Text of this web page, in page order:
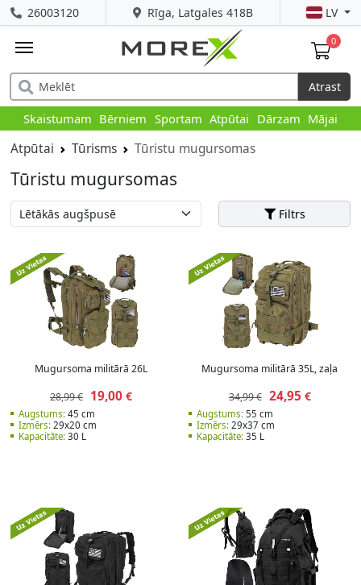
Rīga, Latgales 418B
26003120 LV
0
Atrast
Skaistumam Bērniem Sportam Atpūtai Dārzam Mājai
Atpūtai Tūrisms Tūristu mugursomas
Tūristu mugursomas
Filtrs
Mugursoma militārā 26L
28,99 € 19,00 €
Augstums:45 cm
Izmērs:29x20 cm
Kapacitāte:30 L
Mugursoma militārā 35L, zaļa
34,99 € 24,95 €
Augstums: 55 cm
Izmērs: 29x37 cm
Kapacitāte: 35 L